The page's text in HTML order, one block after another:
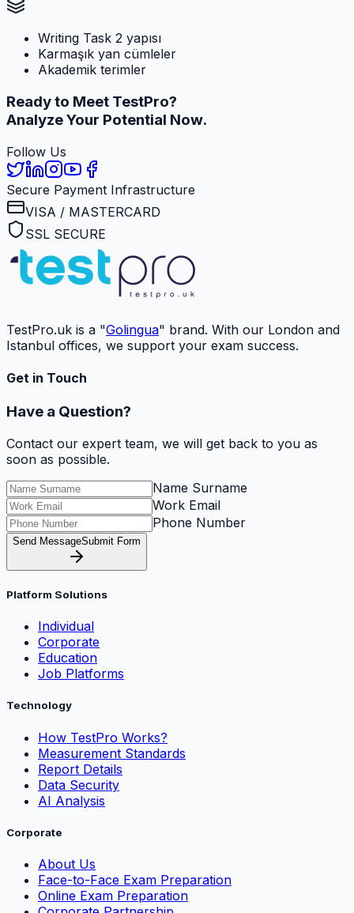
Writing Task 2 yapısı
Karmaşık yan cümleler
Akademik terimler
Ready to Meet TestPro?
Analyze Your Potential Now.
Follow Us
Secure Payment Infrastructure
VISA / MASTERCARD
SSL SECURE
TestPro.uk is a "Golingua" brand. With our London and
Istanbul offices, we support your exam success.
Get in Touch
Have a Question?
Contact our expert team, we will get back to you as
soon as possible.
Name Surname
Work Email
Phone Number
Send MessageSubmit Form
Platform Solutions
Individual
Corporate
Education
Job Platforms
Technology
How TestPro Works?
Measurement Standards
Report Details
Data Security
AI Analysis
Corporate
About Us
Face-to-Face Exam Preparation
Online Exam Preparation